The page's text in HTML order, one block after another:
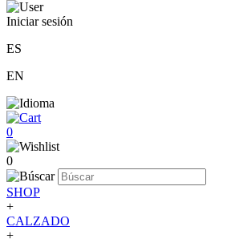
Iniciar sesión
ES
EN
0
0
SHOP
+
CALZADO
+